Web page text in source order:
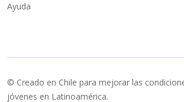
Ayuda
© Creado en Chile para mejorar las
jóvenes en Latinoamérica.